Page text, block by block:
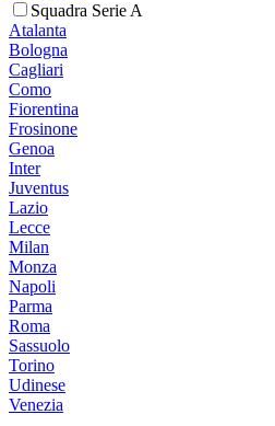
Squadra Serie A
Atalanta
Bologna
Cagliari
Como
Fiorentina
Frosinone
Genoa
Inter
Juventus
Lazio
Lecce
Milan
Monza
Napoli
Parma
Roma
Sassuolo
Torino
Udinese
Venezia